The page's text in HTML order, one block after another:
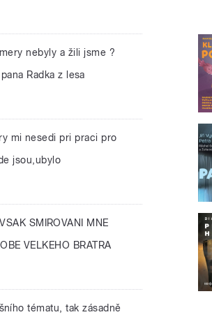
nebyly a žili jsme ?
Radka z lesa
mi nesedi pri praci pro
jsou,ubylo
SMIROVANI MNE
VELKEHO BRATRA
tématu, tak zásadně